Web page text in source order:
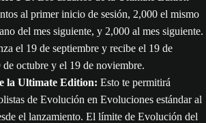
al primer inicio de sesión, 2,000 el mismo
del mes siguiente, y 2,000 al mes siguiente.
el 19 de septiembre y recibe el 19 de
de octubre y el 19 de noviembre.
la Ultimate Edition: Esto te permitirá
de Evolución en Evoluciones estándar al
el lanzamiento. El límite de Evolución del